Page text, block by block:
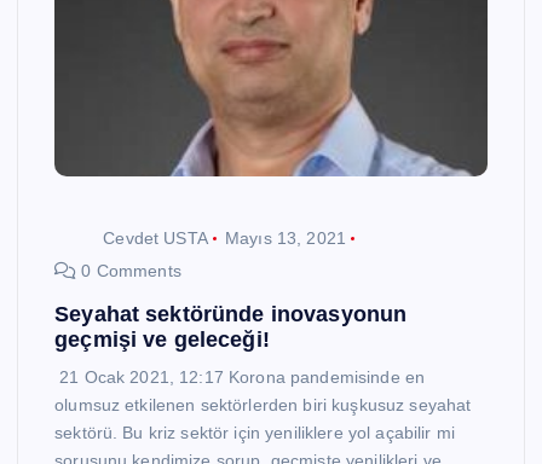
Cevdet USTA
Mayıs 13, 2021
0 Comments
Seyahat sektöründe inovasyonun
geçmişi ve geleceği!
21 Ocak 2021, 12:17 Korona pandemisinde en
olumsuz etkilenen sektörlerden biri kuşkusuz seyahat
sektörü. Bu kriz sektör için yeniliklere yol açabilir mi